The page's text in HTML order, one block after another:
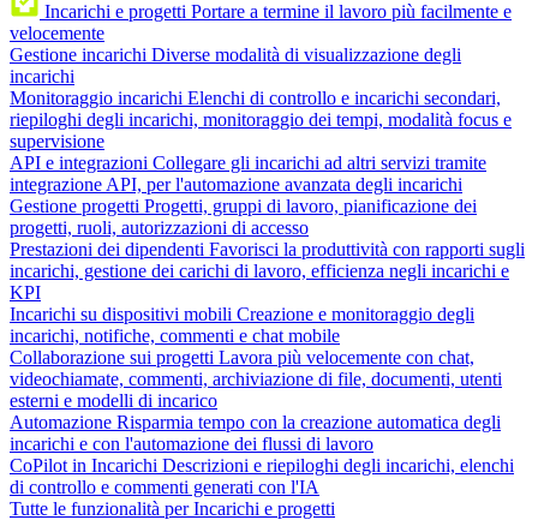
Incarichi e progetti Portare a termine il lavoro più facilmente e
velocemente
Gestione incarichi Diverse modalità di visualizzazione degli
incarichi
Monitoraggio incarichi Elenchi di controllo e incarichi secondari,
riepiloghi degli incarichi, monitoraggio dei tempi, modalità focus e
supervisione
API e integrazioni Collegare gli incarichi ad altri servizi tramite
integrazione API, per l'automazione avanzata degli incarichi
Gestione progetti Progetti, gruppi di lavoro, pianificazione dei
progetti, ruoli, autorizzazioni di accesso
Prestazioni dei dipendenti Favorisci la produttività con rapporti sugli
incarichi, gestione dei carichi di lavoro, efficienza negli incarichi e
KPI
Incarichi su dispositivi mobili Creazione e monitoraggio degli
incarichi, notifiche, commenti e chat mobile
Collaborazione sui progetti Lavora più velocemente con chat,
videochiamate, commenti, archiviazione di file, documenti, utenti
esterni e modelli di incarico
Automazione Risparmia tempo con la creazione automatica degli
incarichi e con l'automazione dei flussi di lavoro
CoPilot in Incarichi Descrizioni e riepiloghi degli incarichi, elenchi
di controllo e commenti generati con l'IA
Tutte le funzionalità per Incarichi e progetti